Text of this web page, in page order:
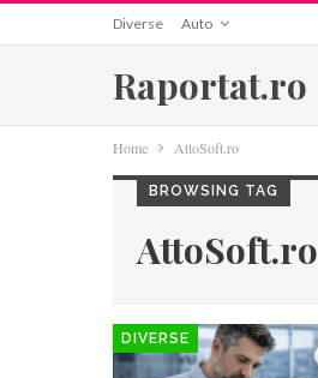
Diverse Auto
Raportat.ro
Home AttoSoft.ro
BROWSING TAG
AttoSoft.ro
DIVERSE